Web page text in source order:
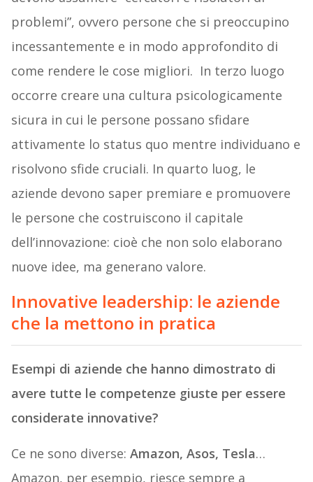
problemi”, ovvero persone che si preoccupino
incessantemente e in modo approfondito di
come rendere le cose migliori. In terzo luogo
occorre creare una cultura psicologicamente
sicura in cui le persone possano sfidare
attivamente lo status quo mentre individuano e
risolvono sfide cruciali. In quarto luog, le
aziende devono saper premiare e promuovere
le persone che costruiscono il capitale
dell’innovazione: cioè che non solo elaborano
nuove idee, ma generano valore.
Innovative leadership: le aziende
che la mettono in pratica
Esempi di aziende che hanno dimostrato di
avere tutte le competenze giuste per essere
considerate innovative?
Ce ne sono diverse: Amazon, Asos, Tesla…
Amazon, per esempio, riesce sempre a